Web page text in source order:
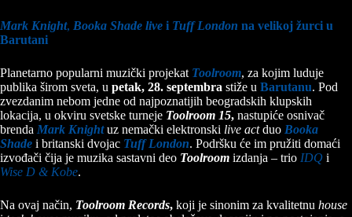
Mark Knight, Booka Shade live i Tuff London na velikoj žurci u
Barutani
Planetarno popularni muzički projekat Toolroom, za kojim luduje
publika širom sveta, u petak, 28. septembra stiže u Barutanu. Pod
zvezdanim nebom jedne od najpoznatijih beogradskih klupskih
lokacija, u okviru svetske turneje Toolroom 15, nastupiće osnivač
brenda Mark Knightuz nemački elektronski live actduo Booka
Shade i britanski dvojac Tuff London. Podršku će im pružiti domaći
izvođači čija je muzika sastavni deo Toolroom izdanja – trio IDQ i
Wise D & Kobe.
Na ovaj način, Toolroom Records, koji je sinonim za kvalitetnu house